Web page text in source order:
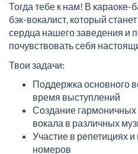
Тогда тебе к нам! В караоке-
бэк-вокалист, который
сердца нашего заведения и
почувствовать себя
Твои задачи:
Поддержка основного
время выступлений
Создание гармоничных
вокала в различных
Участие в репетициях
номеров